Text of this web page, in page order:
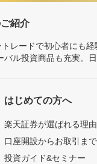
紹介
レードで初心者にも
ル投資商品も充実。
はじめての方へ
楽天証券が選ばれる理由
口座開設からお取引ま
投資ガイド&セミナー